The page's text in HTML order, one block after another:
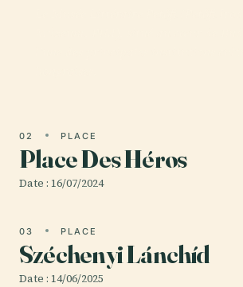
02 PLACE
Place Des Héros
Date : 16/07/2024
03 PLACE
Széchenyi Lánchíd
Date : 14/06/2025